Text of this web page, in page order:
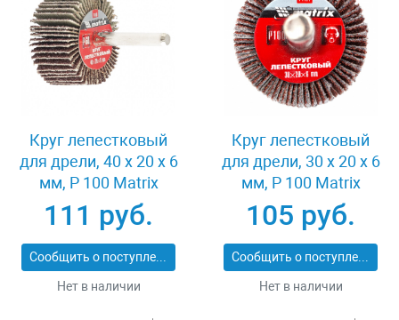
Круг лепестковый
для дрели, 40 х 20 х 6
мм, P 100 Matrix
74168
111 руб.
Сообщить о поступлении
Нет в наличии
Круг лепестковый
для дрели, 30 х 20 х 6
мм, P 100 Matrix
74161
105 руб.
Сообщить о поступлении
Нет в наличии